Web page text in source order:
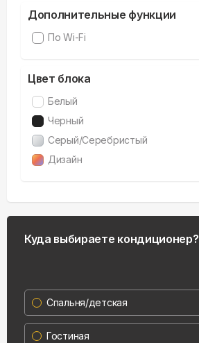
Дополнительные функции
По Wi-Fi
Цвет блока
Белый
Черный
Серый/Серебристый
Дизайн
Куда выбираете кондиционер?
Спальня/детская
Гостиная